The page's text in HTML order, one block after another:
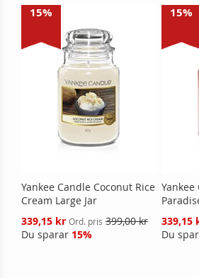
15%
Yankee Candle Coconut Rice
Cream Large Jar
Reducerat
pris
339,15 kr Ord. pris 399,00 kr
Du sparar 15%
15%
Yankee
pris
339,15
Du